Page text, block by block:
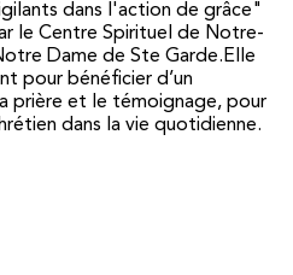
dans l'action de grâce"
le Centre Spirituel de Notre-
Dame de Ste Garde.Elle
pour bénéficier d’un
prière et le témoignage, pour
dans la vie quotidienne.